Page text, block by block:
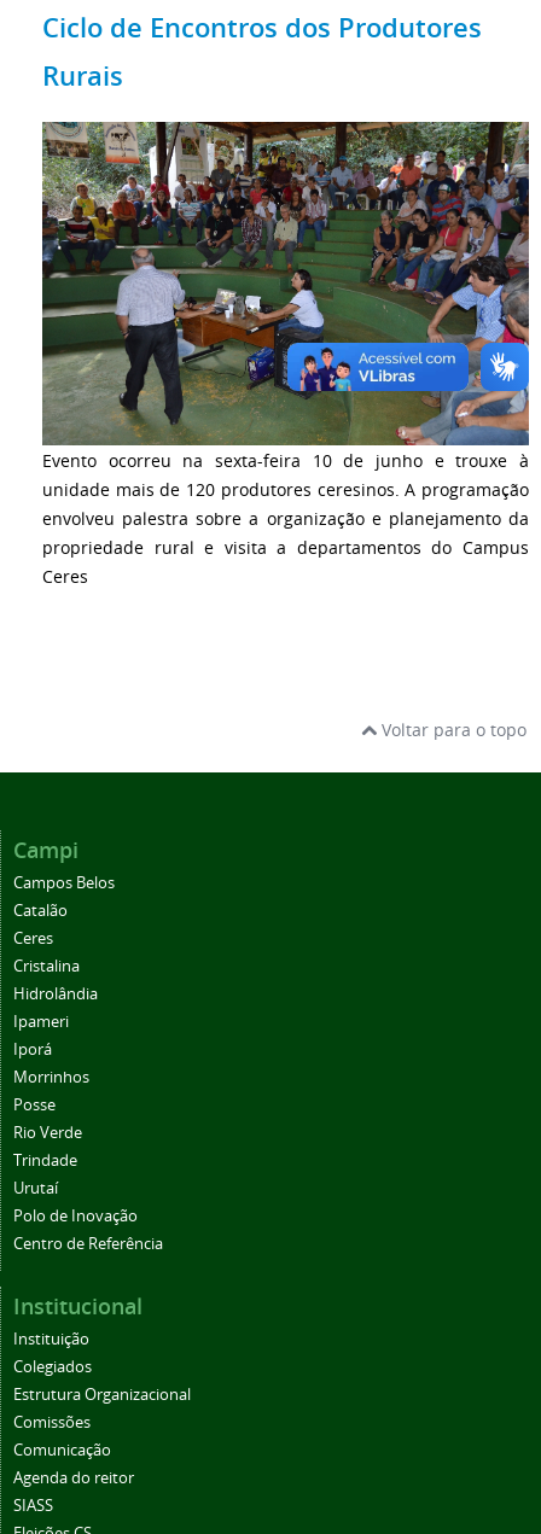
Ciclo de Encontros dos Produtores
Rurais
Evento ocorreu na sexta-feira 10 de junho e trouxe à
unidade mais de 120 produtores ceresinos. A programação
envolveu palestra sobre a organização e planejamento da
propriedade rural e visita a departamentos do Campus
Ceres
Voltar para o topo
Campi
Campos Belos
Catalão
Ceres
Cristalina
Hidrolândia
Ipameri
Iporá
Morrinhos
Posse
Rio Verde
Trindade
Urutaí
Polo de Inovação
Centro de Referência
Institucional
Instituição
Colegiados
Estrutura Organizacional
Comissões
Comunicação
Agenda do reitor
SIASS